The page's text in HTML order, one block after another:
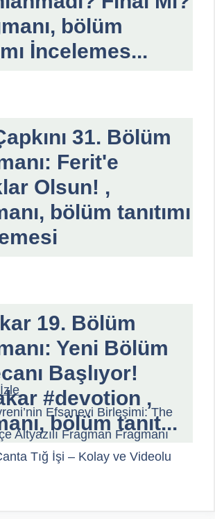
bölüm
İncelemes...
31. Bölüm
Ferit'e
Olsun! ,
bölüm tanıtımı
19. Bölüm
Yeni Bölüm
Başlıyor!
#devotion ,
bölüm tanıt...
Efsanevi Birleşimi: The
Altyazılı Fragman Fragmanı
Tığ İşi – Kolay ve Videolu